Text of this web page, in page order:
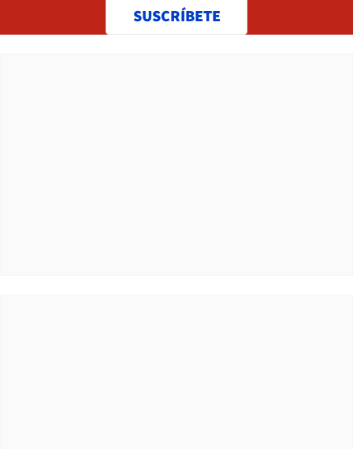
SUSCRÍBETE